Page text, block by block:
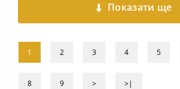
Показати ще
1 2 3 4 5
8 9 > >|